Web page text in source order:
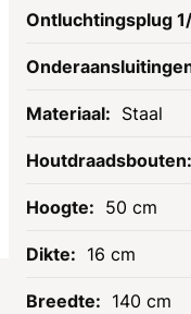
Staal
50 cm
16 cm
140 cm